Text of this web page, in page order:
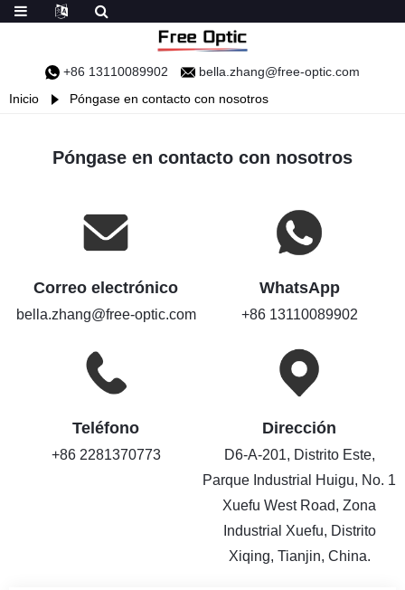
+86 13110089902
bella.zhang@free-optic.com
Inicio
Póngase en contacto con nosotros
Póngase en contacto con nosotros
Correo electrónico
bella.zhang@free-optic.com
WhatsApp
+86 13110089902
Teléfono
+86 2281370773
Dirección
D6-A-201, Distrito Este,
Parque Industrial Huigu, No. 1
Xuefu West Road, Zona
Industrial Xuefu, Distrito
Xiqing, Tianjin, China.